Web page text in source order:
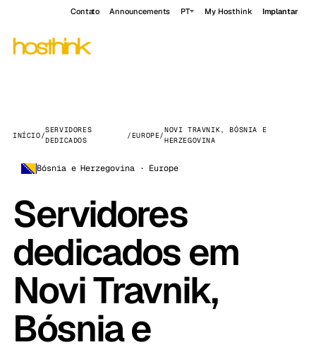
Contato Announcements PT My Hosthink Implantar
INÍCIO /
SERVIDORES
DEDICADOS
/EUROPE/
NOVI TRAVNIK, BÓSNIA E
HERZEGOVINA
Bósnia e Herzegovina · Europe
Servidores
dedicados em
Novi Travnik,
Bósnia e